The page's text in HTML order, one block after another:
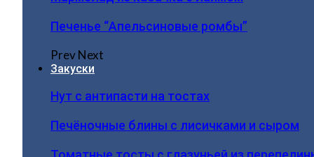
Печенье “Апельсиновые ромбы”
PrevNext
Закуски
Нут с антипасти на тостах
Печёночные блины с лисичками и сыром